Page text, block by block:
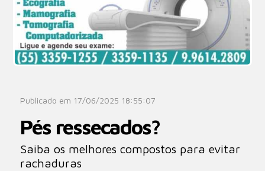
Publicado em 17/06/2025 18:55:07
Pés ressecados?
Saiba os melhores compostos para evitar
rachaduras